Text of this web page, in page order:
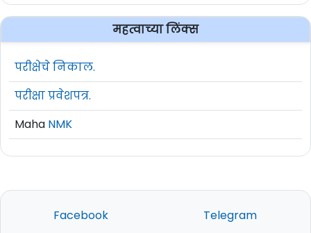
महत्वाच्या लिंक्स
परीक्षेचे निकाल.
परीक्षा प्रवेशपत्र.
Maha NMK
Facebook Telegram